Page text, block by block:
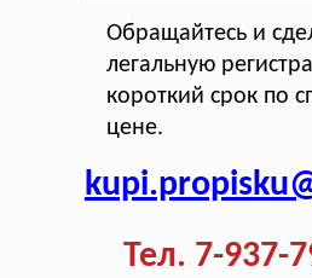
Обращайтесь и
легальную
короткий срок по
цене.
Тел. 7-937-